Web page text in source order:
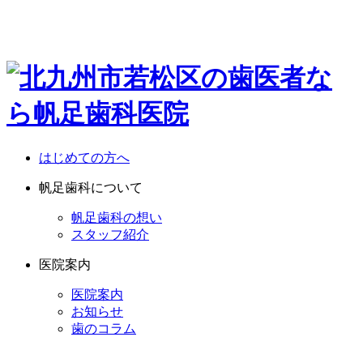
はじめての方へ
帆足歯科について
帆足歯科の想い
スタッフ紹介
医院案内
医院案内
お知らせ
歯のコラム